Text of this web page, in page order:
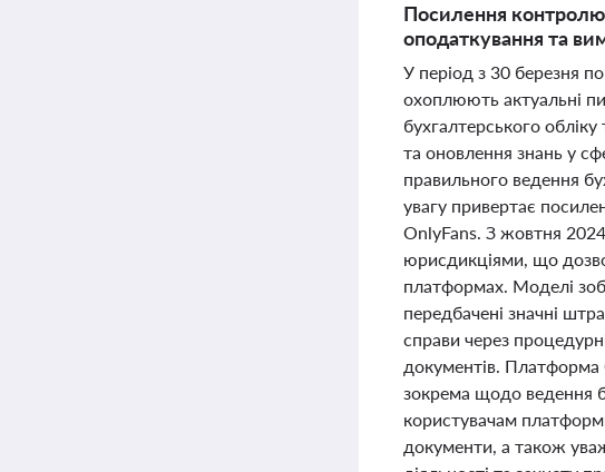
Посилення контролю
оподаткування та
У період з 30 березня по
охоплюють актуальні
бухгалтерського
та оновлення знань у
правильного ведення
увагу привертає
OnlyFans. З жовтня
юрисдикціями, що
платформах. Моделі
передбачені значні
справи через
документів. Платформа
зокрема щодо ведення
користувачам
документи, а також